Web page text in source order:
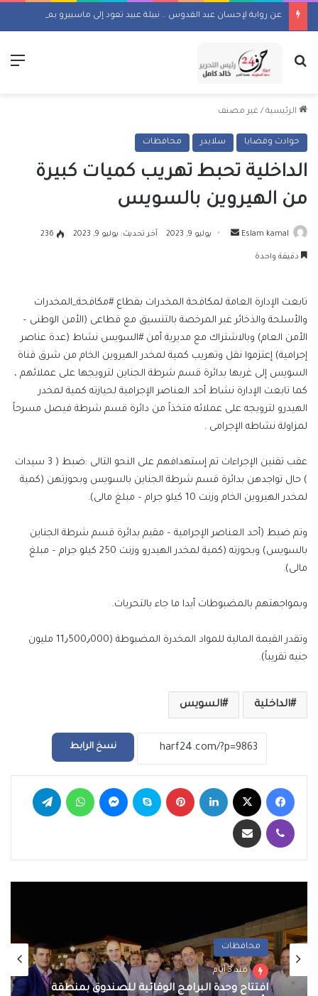
بحث عن
الرئيسية / غير مصنف
حوادث وقضايا سلايدر محافظات
الداخلية تحبط تهريب كميات كبيرة
من الهيروين بالسويس
Eslam kamal
أرسل يوليو 9, 2023 آخر تحديث: يوليو 9, 2023 236
دقيقة واحدة
تابعت الإدارة العامة لمكافحة المخدرات بقطاع #مكافحة_المخدرات
والأسلحة والذخائر غير المرخصة بالتنسيق مع قطاعى (الأمن الوطنى –
الأمن العام) وبالاشتراك مع مديرية أمن #السويس نشاط (عدة عناصر
إجرامية) إعتزموا نقل وتهريب كمية لمخدر الهيروين الخام من شرق قناة
السويس إلى غربها بدائرة قسم شرطة الجناين لترويجها على عملائهم ،
كما تابعت الإدارة نشاط أحد العناصر الإجرامية لحيازته كمية لمخدر
الهيدرو لترويجه على عملائه متخذاً من دائرة قسم شرطة فيصل مسرحاً
لمزاولة نشاطه الإجرامى .
عقب تقنين الإجراءات تم إستهدافهم على النحو التالى :ضبط ( 3 سيدات
) حال تواجدهن بدائرة قسم شرطة الجناين بالسويس وبحوزتهن (كمية
لمخدر الهيروين الخام وزنت 10 كيلو جرام – مبلغ مالى).
وتم ضبط (أحد العناصر الإجرامية – مقيم بدائرة قسم شرطة الجناين
بالسويس) وبحوزته (كمية لمخدر الهيدرو وزنت 250 كيلو جرام – مبلغ
مالى).
وبمواجهتهم بالمضبوطات أيدا ما جاء بالتحريات.
وتقدر القيمة المالية للمواد المخدرة المضبوطة (11٫500٫000 مليون
جنيه تقريباً).
الداخلية السويس
نسخ الرابط
فيسبوك لينكدإن بينتيريست سكايب ماسنجر واتساب
ڤايبر مشاركة عبر البريد
محافظات
منذ 3 أيام
افتتاح وحدة البرامج الوقائية للصندوق بمنطقة